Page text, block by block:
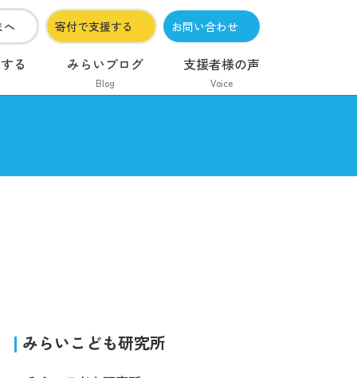
へ 寄付で支援する お問い合わせ
る みらいブログ
Blog
支援者様の声
Voice
みらいこども研究所